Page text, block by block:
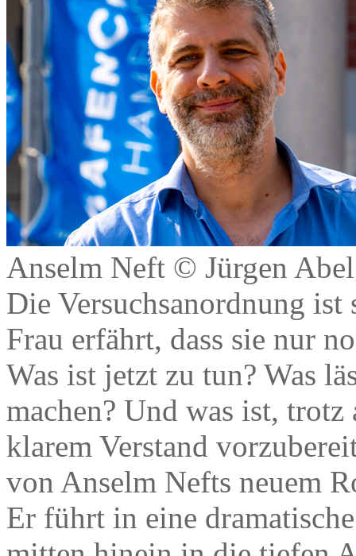
Anselm Neft © Jürgen Abel
Die Versuchsanordnung
Frau erfährt, dass sie nur
Was ist jetzt zu tun? Was
machen? Und was ist,
klarem Verstand
von Anselm Nefts neuem
Er führt in eine